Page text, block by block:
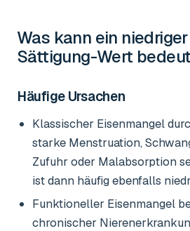
Was kann ein niedriger
Sättigung-Wert
Häufige Ursachen
Klassischer Eisenmangel
starke Menstruation,
Zufuhr oder Malabsorption
ist dann häufig ebenfalls
Funktioneller Eisenmangel
chronischer